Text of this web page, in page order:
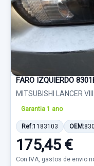
FARO IZQUIERDO
MITSUBISHI LANCER
Garantia 1 ano
Ref:1183103 OEM:
175,45 €
Con IVA, gastos de envio